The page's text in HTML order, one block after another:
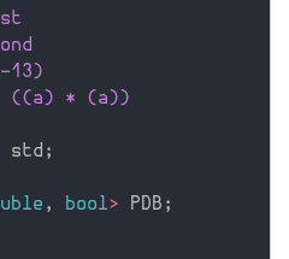
13)
((a) * (a))
std ;
, bool> PDB ;